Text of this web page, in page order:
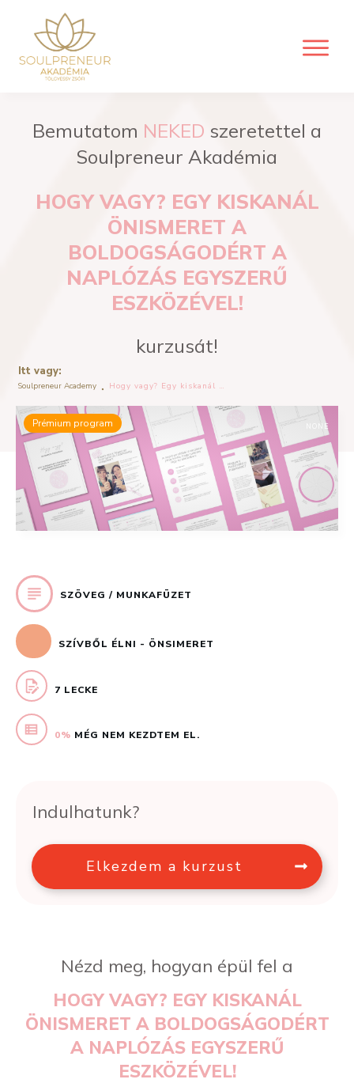
Bemutatom NEKED szeretettel a
Soulpreneur Akadémia
HOGY VAGY? EGY KISKANÁL
ÖNISMERET A
BOLDOGSÁGODÉRT A
NAPLÓZÁS EGYSZERŰ
ESZKÖZÉVEL!
kurzusát!
Itt vagy:
Soulpreneur Academy Hogy vagy? Egy kiskanál önismeret a boldogságodért a naplózás egyszerű eszközével!
Prémium program NONE
SZÖVEG / MUNKAFÜZET
SZÍVBŐL ÉLNI - ÖNSIMERET
7 LECKE
0% MÉG NEM KEZDTEM EL.
Indulhatunk?
Elkezdem a kurzust
Nézd meg, hogyan épül fel a
HOGY VAGY? EGY KISKANÁL
ÖNISMERET A BOLDOGSÁGODÉRT
A NAPLÓZÁS EGYSZERŰ
ESZKÖZÉVEL!